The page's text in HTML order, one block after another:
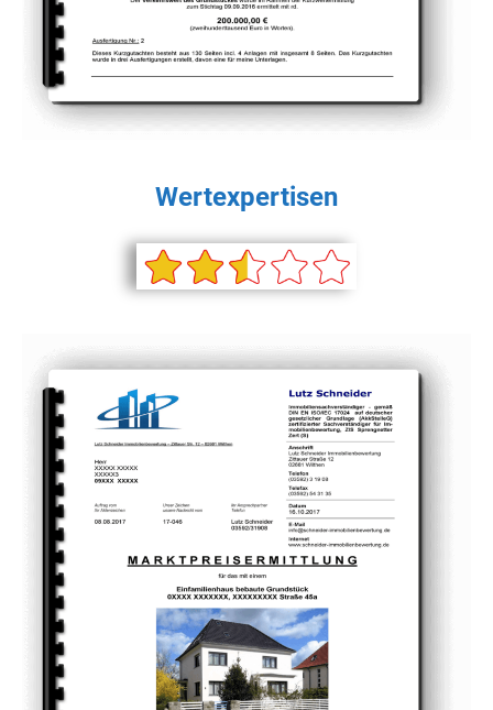
Wertexpertisen